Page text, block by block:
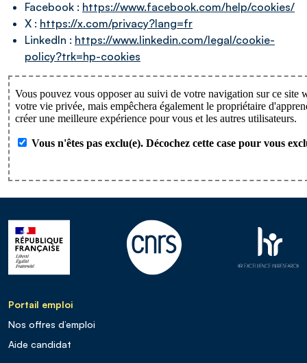
Facebook : https://www.facebook.com/help/cookies/
X : https://x.com/privacy?lang=fr
LinkedIn : https://www.linkedin.com/legal/cookie-
policy?trk=hp-cookies
Portail emploi
Nos offres d’emploi
Aide candidat